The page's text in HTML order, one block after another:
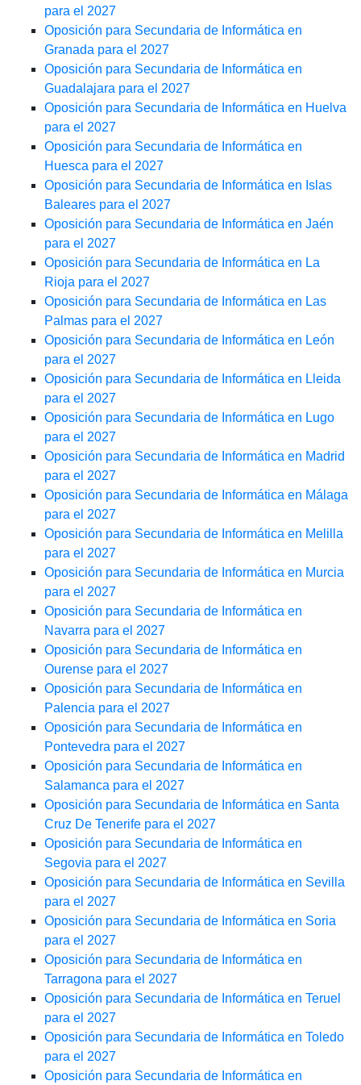
para el 2027
Oposición para Secundaria de Informática en
Granada para el 2027
Oposición para Secundaria de Informática en
Guadalajara para el 2027
Oposición para Secundaria de Informática en Huelva
para el 2027
Oposición para Secundaria de Informática en
Huesca para el 2027
Oposición para Secundaria de Informática en Islas
Baleares para el 2027
Oposición para Secundaria de Informática en Jaén
para el 2027
Oposición para Secundaria de Informática en La
Rioja para el 2027
Oposición para Secundaria de Informática en Las
Palmas para el 2027
Oposición para Secundaria de Informática en León
para el 2027
Oposición para Secundaria de Informática en Lleida
para el 2027
Oposición para Secundaria de Informática en Lugo
para el 2027
Oposición para Secundaria de Informática en Madrid
para el 2027
Oposición para Secundaria de Informática en Málaga
para el 2027
Oposición para Secundaria de Informática en Melilla
para el 2027
Oposición para Secundaria de Informática en Murcia
para el 2027
Oposición para Secundaria de Informática en
Navarra para el 2027
Oposición para Secundaria de Informática en
Ourense para el 2027
Oposición para Secundaria de Informática en
Palencia para el 2027
Oposición para Secundaria de Informática en
Pontevedra para el 2027
Oposición para Secundaria de Informática en
Salamanca para el 2027
Oposición para Secundaria de Informática en Santa
Cruz De Tenerife para el 2027
Oposición para Secundaria de Informática en
Segovia para el 2027
Oposición para Secundaria de Informática en Sevilla
para el 2027
Oposición para Secundaria de Informática en Soria
para el 2027
Oposición para Secundaria de Informática en
Tarragona para el 2027
Oposición para Secundaria de Informática en Teruel
para el 2027
Oposición para Secundaria de Informática en Toledo
para el 2027
Oposición para Secundaria de Informática en